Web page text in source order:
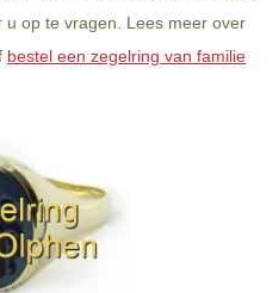
op te vragen. Lees meer over
bestel een zegelring van familie